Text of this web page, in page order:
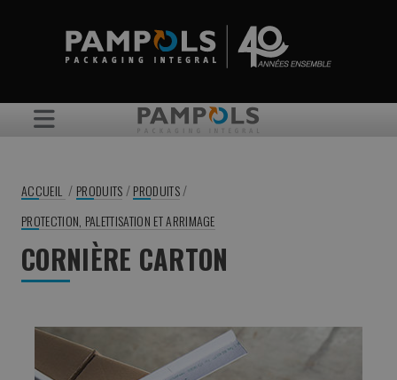
ACCUEIL / PRODUITS /PRODUITS/
PROTECTION, PALETTISATION ET ARRIMAGE
CORNIÈRE CARTON